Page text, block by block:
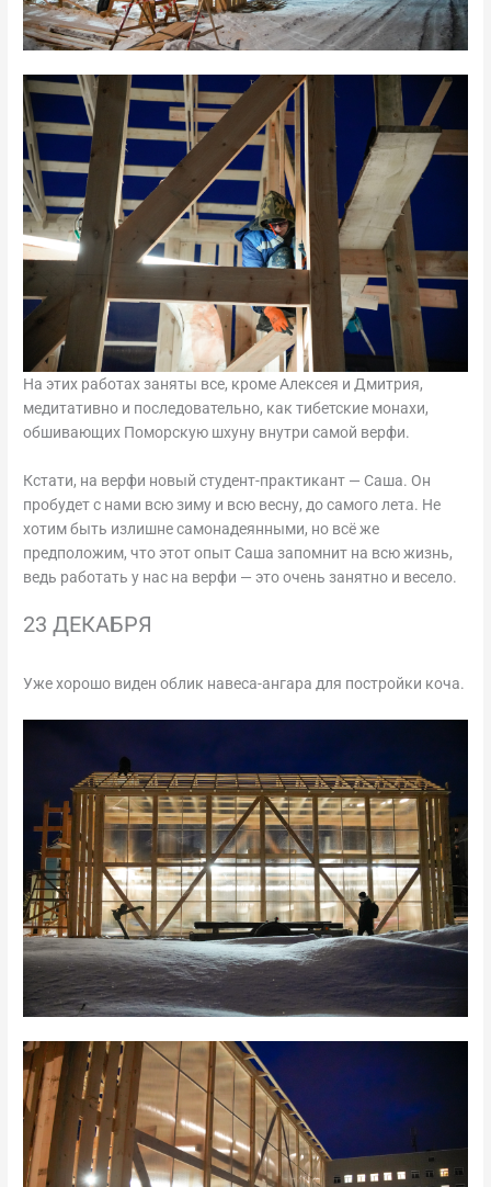
На этих работах заняты все, кроме Алексея и Дмитрия,
медитативно и последовательно, как тибетские монахи,
обшивающих Поморскую шхуну внутри самой верфи.
Кстати, на верфи новый студент-практикант — Саша. Он
пробудет с нами всю зиму и всю весну, до самого лета. Не
хотим быть излишне самонадеянными, но всё же
предположим, что этот опыт Саша запомнит на всю жизнь,
ведь работать у нас на верфи — это очень занятно и весело.
23 ДЕКАБРЯ
Уже хорошо виден облик навеса-ангара для постройки коча.